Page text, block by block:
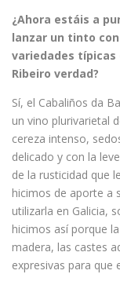
¿Ahora estáis a
lanzar un tinto con
variedades típicas
Ribeiro verdad?
Sí, el Cabaliños da
un vino plurivarietal
cereza intenso,
delicado y con la
de la rusticidad que
hicimos de aporte a
utilizarla en Galicia,
hicimos así porque
madera, las castes
expresivas para que